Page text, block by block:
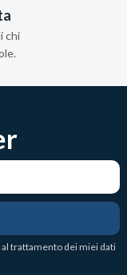
chi
al trattamento dei miei dati